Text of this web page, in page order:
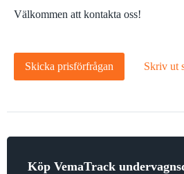
Välkommen att kontakta oss!
Skicka prisförfrågan Skriv ut
Köp VemaTrack